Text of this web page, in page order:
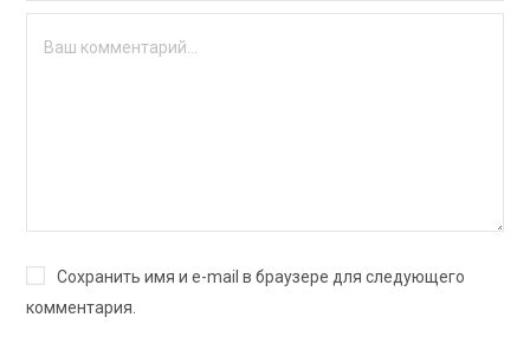
Сохранить имя и e-mail в браузере для следующего
комментария.